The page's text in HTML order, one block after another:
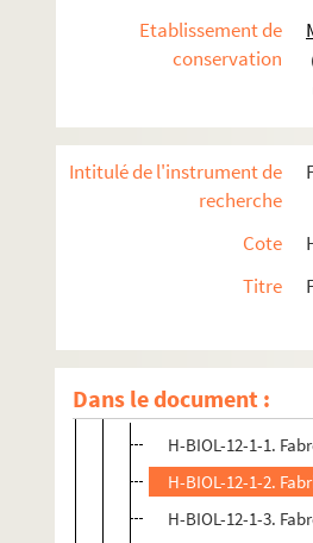
Etablissement de
conservation
Intitulé de l'instrument de
recherche
Cote
Titre
Dans le document :
H-BIOL-3. Boucq à
H-BIOL-4. Carlez à
H-BIOL-6. D'Assignies à
H-BIOL-7. Déjardin-
H-BIOL-8. De Lille à De
H-BIOL-9. Deron à
H-BIOL-10. Deturck à
H-BIOL-12. Fabre à Georges
H-BIOL-12-1. Fabre à
H-BIOL-12-1-1.
H-BIOL-12-1-2.
H-BIOL-12-1-3.